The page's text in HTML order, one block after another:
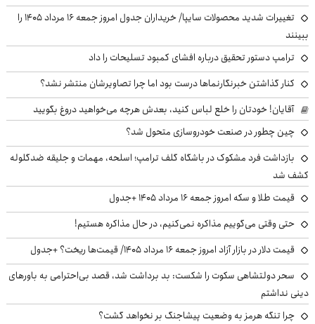
تغییرات شدید محصولات سایپا/ خریداران جدول امروز جمعه ۱۶ مرداد ۱۴۰۵ را
ببینند
ترامپ دستور تحقیق درباره افشای کمبود تسلیحات را داد
کنار گذاشتن خبرنگارنماها درست بود اما چرا تصاویرشان منتشر نشد؟
آقایان! خودتان را خلع لباس کنید، بعدش هرچه می‌خواهید دروغ بگویید
چین چطور در صنعت خودروسازی متحول شد؟
بازداشت فرد مشکوک در باشگاه گلف ترامپ؛ اسلحه، مهمات و جلیقه ضدگلوله
کشف شد
قیمت طلا و سکه امروز جمعه ۱۶ مرداد ۱۴۰۵ +جدول
حتی وقتی می‌گوییم مذاکره نمی‌کنیم، در حال مذاکره هستیم!
قیمت دلار در بازار آزاد امروز جمعه ۱۶ مرداد ۱۴۰۵/ قیمت‌ها ریخت؟ +جدول
سحر دولتشاهی سکوت را شکست: بد برداشت شد، قصد بی‌احترامی به باورهای
دینی نداشتم
چرا تنگه هرمز به وضعیت پیشاجنگ بر نخواهد گشت؟